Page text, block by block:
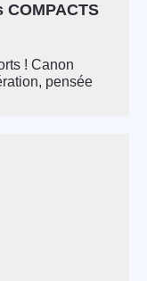
! Canon
pensée